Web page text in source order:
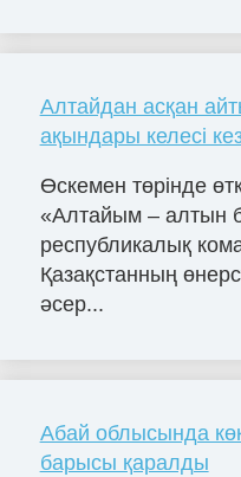
Алтайдан асқан
ақындары келесі
Өскемен төрінде
«Алтайым – алтын
республикалық
Қазақстанның
әсер...
Абай облысында
барысы қаралды